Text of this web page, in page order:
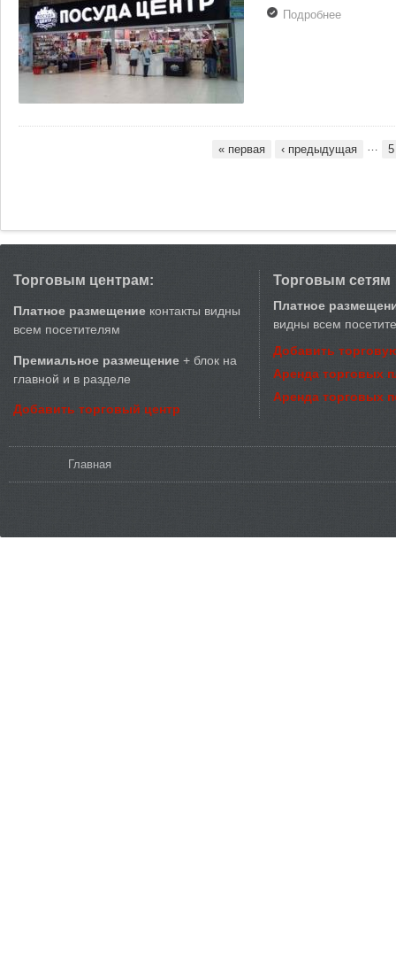
Подробнеео «МФК-
« первая ‹ предыдущая … 5
Торговым центрам:
Платное размещение контакты видны
всем посетителям
Премиальное размещение + блок на
главной и в разделе
Добавить торговый центр
Торговым сетям
Платное
видны всем
Добавить
Аренда торговых
Аренда торговых
Главная